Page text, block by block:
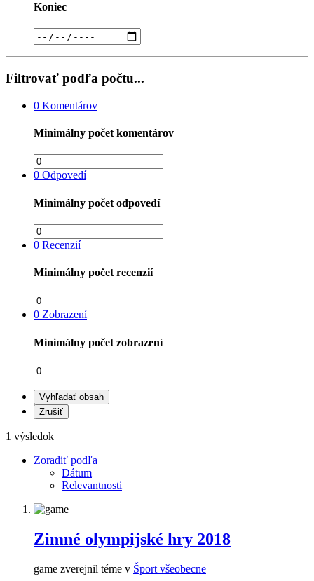
Koniec
Filtrovať podľa počtu...
0 Komentárov
Minimálny počet komentárov
0 Odpovedí
Minimálny počet odpovedí
0 Recenzií
Minimálny počet recenzií
0 Zobrazení
Minimálny počet zobrazení
Vyhľadať obsah
Zrušiť
1 výsledok
Zoradiť podľa
Dátum
Relevantnosti
Zimné olympijské hry 2018
game zverejnil téme v Šport všeobecne